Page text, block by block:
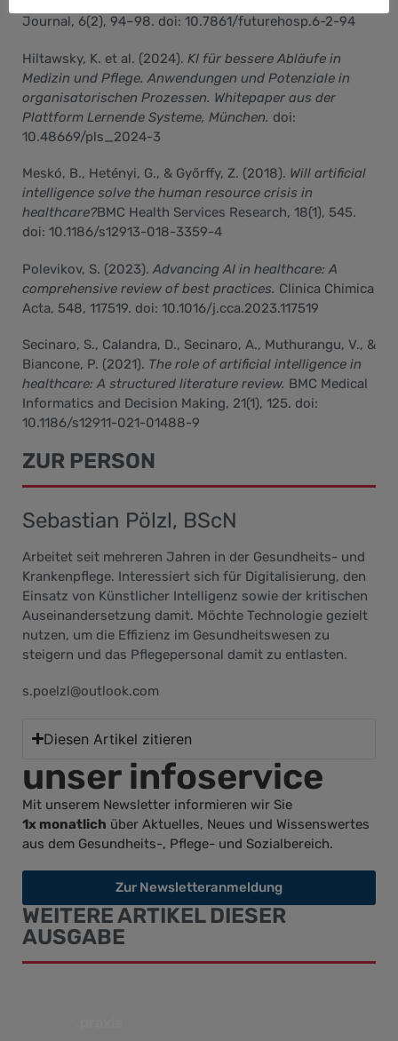
Journal, 6(2), 94–98. doi: 10.7861/futurehosp.6-2-94
Hiltawsky, K. et al. (2024). KI für bessere Abläufe in
Medizin und Pflege. Anwendungen und Potenziale in
organisatorischen Prozessen. Whitepaper aus der
Plattform Lernende Systeme, München. doi:
10.48669/pls_2024-3
Meskó, B., Hetényi, G., & Győrffy, Z. (2018). Will artificial
intelligence solve the human resource crisis in
healthcare?BMC Health Services Research, 18(1), 545.
doi: 10.1186/s12913-018-3359-4
Polevikov, S. (2023).Advancing AI in healthcare: A
comprehensive review of best practices. Clinica Chimica
Acta, 548, 117519. doi: 10.1016/j.cca.2023.117519
Secinaro, S., Calandra, D., Secinaro, A., Muthurangu, V., &
Biancone, P. (2021). The role of artificial intelligence in
healthcare: A structured literature review. BMC Medical
Informatics and Decision Making, 21(1), 125. doi:
10.1186/s12911-021-01488-9
ZUR PERSON
Sebastian Pölzl, BScN
Arbeitet seit mehreren Jahren in der Gesundheits- und
Krankenpflege. Interessiert sich für Digitalisierung, den
Einsatz von Künstlicher Intelligenz sowie der kritischen
Auseinandersetzung damit. Möchte Technologie gezielt
nutzen, um die Effizienz im Gesundheitswesen zu
steigern und das Pflegepersonal damit zu entlasten.
s.poelzl@outlook.com
Diesen Artikel zitieren
unser infoservice
Mit unserem Newsletter informieren wir Sie
1x monatlich über Aktuelles, Neues und Wissenswertes
aus dem Gesundheits-, Pflege- und Sozialbereich.
Zur Newsletteranmeldung
WEITERE ARTIKEL DIESER
AUSGABE